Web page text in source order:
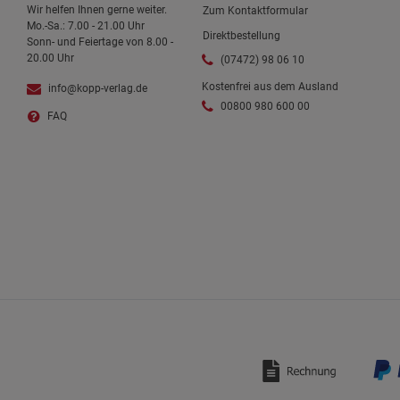
Wir helfen Ihnen gerne weiter.
Mo.-Sa.: 7.00 - 21.00 Uhr
Sonn- und Feiertage von 8.00 -
20.00 Uhr
info@kopp-verlag.de
FAQ
Zum Kontaktformular
Direktbestellung
(07472) 98 06 10
Kostenfrei aus dem Ausland
00800 980 600 00